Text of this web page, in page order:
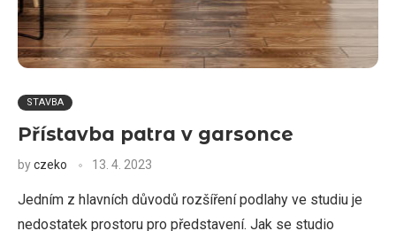
STAVBA
Přístavba patra v garsonce
byczeko 13. 4. 2023
Jedním z hlavních důvodů rozšíření podlahy ve studiu je
nedostatek prostoru pro představení. Jak se studio